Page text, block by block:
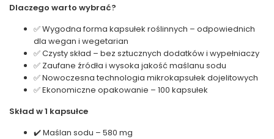
Dlaczego warto wybrać?
✅ Wygodna forma kapsułek roślinnych – odpowiednich
dla wegan i wegetarian
✅ Czysty skład – bez sztucznych dodatków i wypełniaczy
✅ Zaufane źródła i wysoka jakość maślanu sodu
✅ Nowoczesna technologia mikrokapsułek dojelitowych
✅ Ekonomiczne opakowanie – 100 kapsułek
Skład w 1 kapsułce
✔️ Maślan sodu – 580 mg